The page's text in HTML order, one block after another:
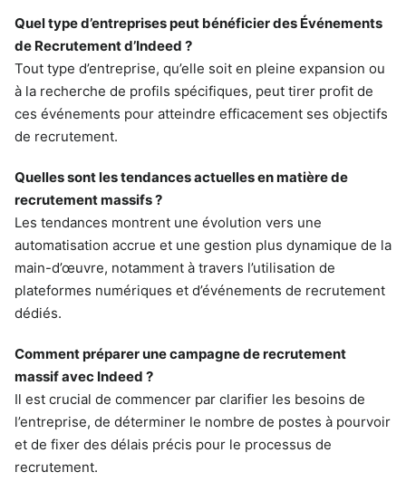
Quel type d’entreprises peut bénéficier des Événements
de Recrutement d’Indeed ?
Tout type d’entreprise, qu’elle soit en pleine expansion ou
à la recherche de profils spécifiques, peut tirer profit de
ces événements pour atteindre efficacement ses objectifs
de recrutement.
Quelles sont les tendances actuelles en matière de
recrutement massifs ?
Les tendances montrent une évolution vers une
automatisation accrue et une gestion plus dynamique de la
main-d’œuvre, notamment à travers l’utilisation de
plateformes numériques et d’événements de recrutement
dédiés.
Comment préparer une campagne de recrutement
massif avec Indeed ?
Il est crucial de commencer par clarifier les besoins de
l’entreprise, de déterminer le nombre de postes à pourvoir
et de fixer des délais précis pour le processus de
recrutement.